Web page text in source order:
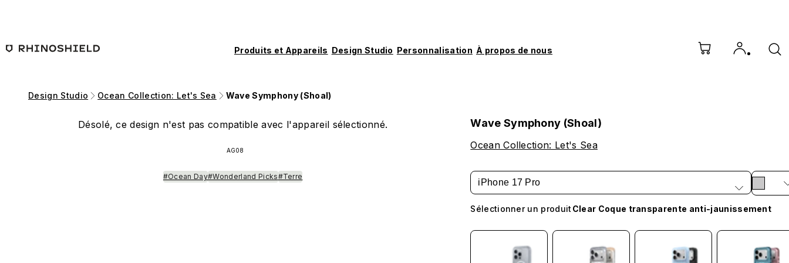
Produits et Appareils Design Studio Personnalisation À propos de nous
Design Studio Ocean Collection: Let's Sea Wave Symphony (Shoal)
Désolé, ce design n'est pas compatible avec l'appareil sélectionné.
AG08
#Ocean Day#Wonderland Picks#Terre
Wave Symphony (Shoal)
Ocean Collection: Let's Sea
iPhone 17 Pro
Sélectionner un produit Clear Coque transparente anti-jaunissement